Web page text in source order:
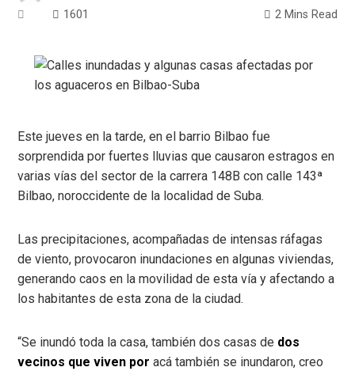
1601
2 Mins Read
Este jueves en la tarde, en el barrio Bilbao fue
sorprendida por fuertes lluvias que causaron estragos en
varias vías del sector de la carrera 148B con calle 143ª
Bilbao, noroccidente de la localidad de Suba.
Las precipitaciones, acompañadas de intensas ráfagas
de viento, provocaron inundaciones en algunas viviendas,
generando caos en la movilidad de esta vía y afectando a
los habitantes de esta zona de la ciudad.
“Se inundó toda la casa, también dos casas de dos
vecinos que viven por acá también se inundaron, creo